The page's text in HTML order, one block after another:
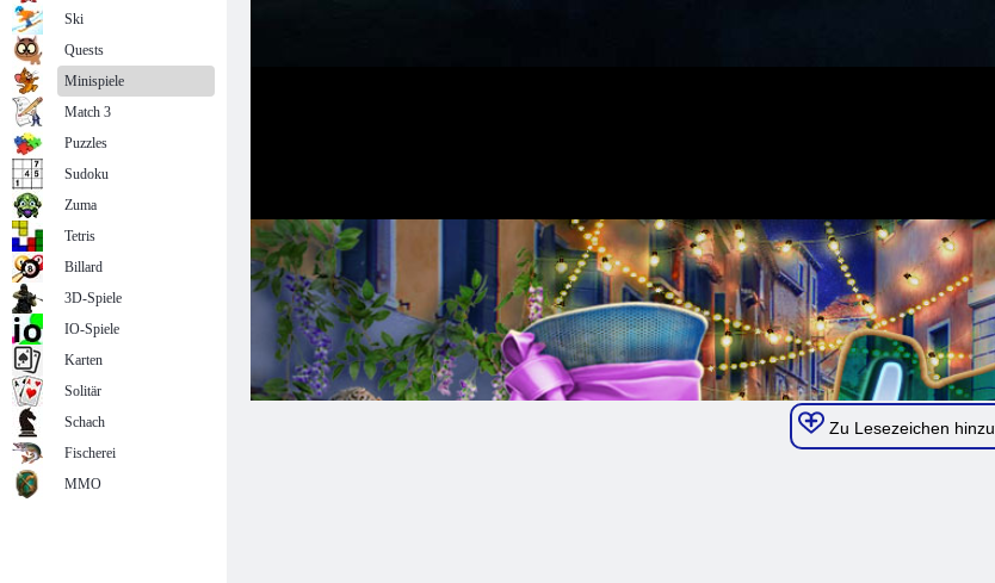
Zu Lesezeichen
Ski
Quests
Minispiele
Match 3
Puzzles
Sudoku
Zuma
Tetris
Billard
3D-Spiele
IO-Spiele
Karten
Solitär
Schach
Fischerei
MMO